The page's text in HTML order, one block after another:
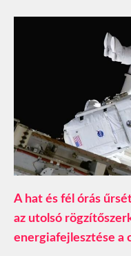
A hat és fél órás
az utolsó
energiafejlesztése a